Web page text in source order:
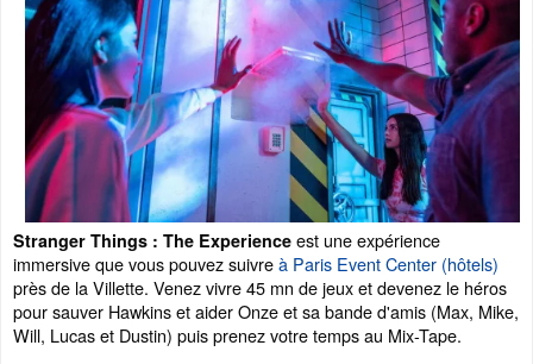
Stranger Things : The Experience est une expérience
immersive que vous pouvez suivreà Paris Event Center (hôtels)
près de la Villette. Venez vivre 45 mn de jeux et devenez le héros
pour sauver Hawkins et aider Onze et sa bande d'amis (Max, Mike,
Will, Lucas et Dustin) puis prenez votre temps au Mix-Tape.